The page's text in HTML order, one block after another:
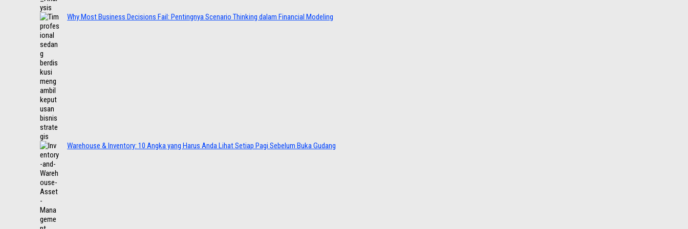
Why Most Business Decisions Fail: Pentingnya Scenario Thinking dalam Financial Modeling
Warehouse & Inventory: 10 Angka yang Harus Anda Lihat Setiap Pagi Sebelum Buka Gudang